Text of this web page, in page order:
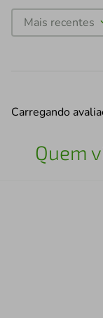
Mais recentes
Carregando
Quem